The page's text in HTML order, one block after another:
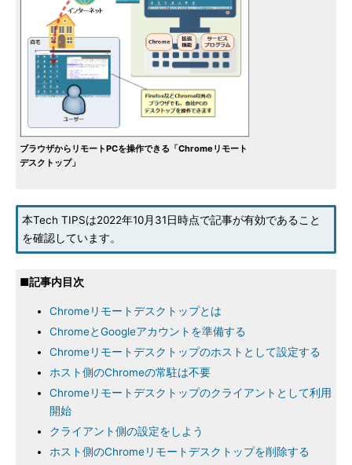
ブラウザからリモートPCを操作できる「Chromeリモート
デスクトップ」
本Tech TIPSは2022年10月31日時点で記事が有効であること
を確認しています。
■記事内目次
Chromeリモートデスクトップとは
ChromeとGoogleアカウントを準備する
Chromeリモートデスクトップのホストとして設定する
ホスト側のChromeの常駐は不要
Chromeリモートデスクトップのクライアントとして利用
開始
クライアント側の設定をしよう
ホスト側のChromeリモートデスクトップを削除する